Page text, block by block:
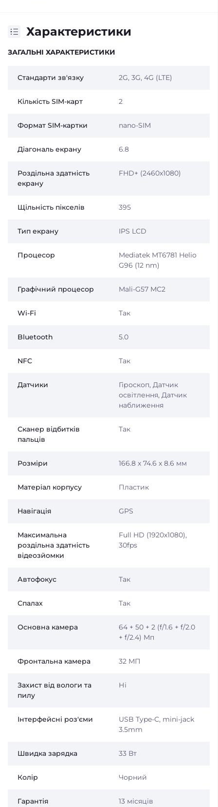
Характеристики
ЗАГАЛЬНІ ХАРАКТЕРИСТИКИ
Стандарти зв'язку 2G, 3G, 4G (LTE)
Кількість SIM-карт 2
Формат SIM-картки nano-SIM
Діагональ екрану 6.8
Роздільна здатність
екрану
FHD+ (2460х1080)
Щільність пікселів 395
Тип екрану IPS LCD
Процесор
Mediatek MT6781 Helio
G96 (12 nm)
Графічний процесор Mali-G57 MC2
Wi-Fi Так
Bluetooth 5.0
NFC Так
Датчики
Гіроскоп, Датчик
освітлення, Датчик
наближення
Сканер відбитків
пальців
Так
Розміри 166.8 x 74.6 x 8.6 мм
Матеріал корпусу Пластик
Навігація GPS
Максимальна
роздільна здатність
відеозйомки
Full HD (1920x1080),
30fps
Автофокус Так
Спалах Так
Основна камера
64 + 50 + 2 (f/1.6 + f/2.0
+ f/2.4) Мп
Фронтальна камера 32 МП
Захист від вологи та
пилу
Ні
Інтерфейсні роз'єми
USB Type-C, mini-jack
3.5mm
Швидка зарядка 33 Вт
Колір Чорний
Гарантія 13 місяців